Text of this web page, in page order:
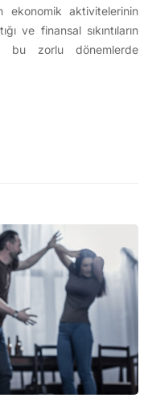
ekonomik aktivitelerinin
ve finansal sıkıntıların
bu zorlu dönemlerde